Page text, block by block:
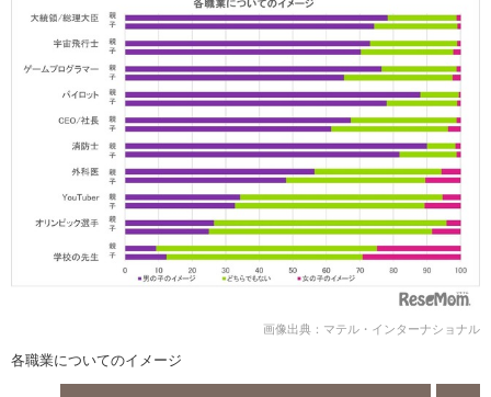
画像出典：マテル・インターナショナル
各職業についてのイメージ